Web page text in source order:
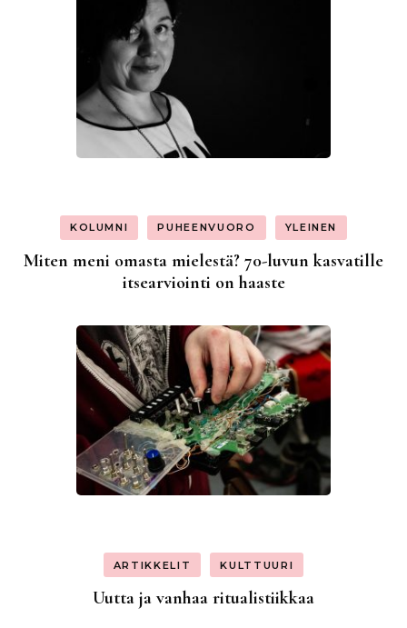
KOLUMNI PUHEENVUORO YLEINEN
Miten meni omasta mielestä? 70-luvun kasvatille
itsearviointi on haaste
ARTIKKELIT KULTTUURI
Uutta ja vanhaa ritualistiikkaa